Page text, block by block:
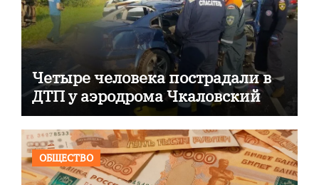
Четыре человека пострадали в
ДТП у аэродрома Чкаловский
ОБЩЕСТВО